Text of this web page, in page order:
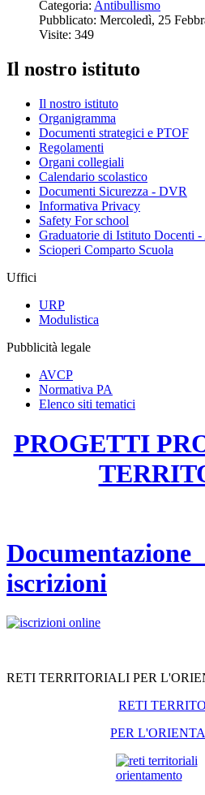
Categoria: Antibullismo
Pubblicato: Mercoledì, 25
Visite: 349
Il nostro istituto
Il nostro istituto
Organigramma
Documenti strategici e PTOF
Regolamenti
Organi collegiali
Calendario scolastico
Documenti Sicurezza - DVR
Informativa Privacy
Safety For school
Graduatorie di Istituto Docenti -
Scioperi Comparto Scuola
Uffici
URP
Modulistica
Pubblicità legale
AVCP
Normativa PA
Elenco siti tematici
PROGETTI
iscrizioni
RETI TERRITORIALI PER
RETI
PER